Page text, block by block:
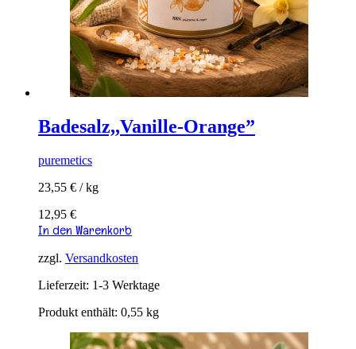
Badesalz,,Vanille-Orange”
puremetics
23,55 € /kg
12,95 €
In den Warenkorb
zzgl. Versandkosten
Lieferzeit: 1-3 Werktage
Produkt enthält: 0,55 kg